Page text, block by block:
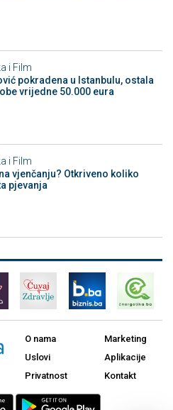
i Film
pokradena u Istanbulu, ostala
vrijedne 50.000 eura
i Film
vjenčanju? Otkriveno koliko
pjevanja
O nama
Uslovi
Privatnost
Marketing
Aplikacije
Kontakt